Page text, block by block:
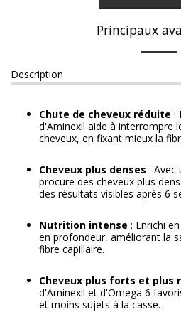
Principaux
Description
Chute de cheveux réduite :
d'Aminexil aide à interrompre
cheveux, en fixant mieux la
Cheveux plus denses : Avec
procure des cheveux plus
des résultats visibles après 6
Nutrition intense : Enrichi
en profondeur, améliorant la
fibre capillaire.
Cheveux plus forts et plus
d'Aminexil et d'Omega 6
et moins sujets à la casse.